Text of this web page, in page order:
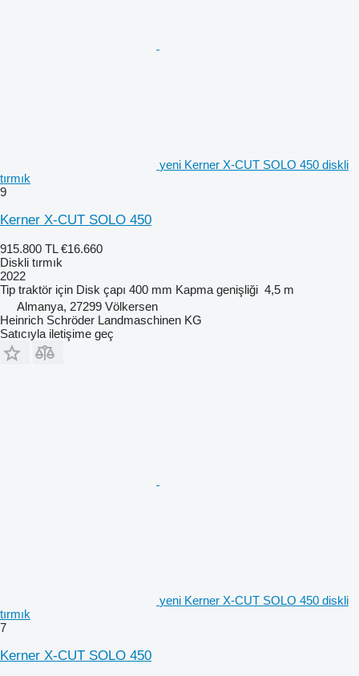
yeni Kerner X-CUT SOLO 450 diskli
tırmık
9
Kerner X-CUT SOLO 450
915.800 TL €16.660
Diskli tırmık
2022
Tip traktör için Disk çapı 400 mm Kapma genişliği 4,5 m
Almanya, 27299 Völkersen
Heinrich Schröder Landmaschinen KG
Satıcıyla iletişime geç
yeni Kerner X-CUT SOLO 450 diskli
tırmık
7
Kerner X-CUT SOLO 450